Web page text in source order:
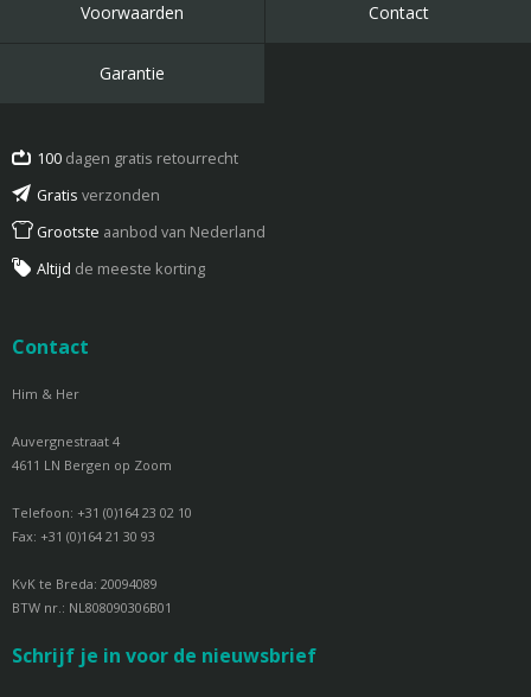
Voorwaarden Contact
Garantie
100 dagen gratis retourrecht
Gratis verzonden
Grootste aanbod van Nederland
Altijd de meeste korting
Contact
Him & Her
Auvergnestraat 4
4611 LN Bergen op Zoom
Telefoon: +31 (0)164 23 02 10
Fax: +31 (0)164 21 30 93
KvK te Breda: 20094089
BTW nr.: NL808090306B01
Schrijf je in voor de nieuwsbrief